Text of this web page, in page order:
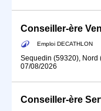
Emploi DECATHLON
Sequedin (59320), Nord
07/08/2026